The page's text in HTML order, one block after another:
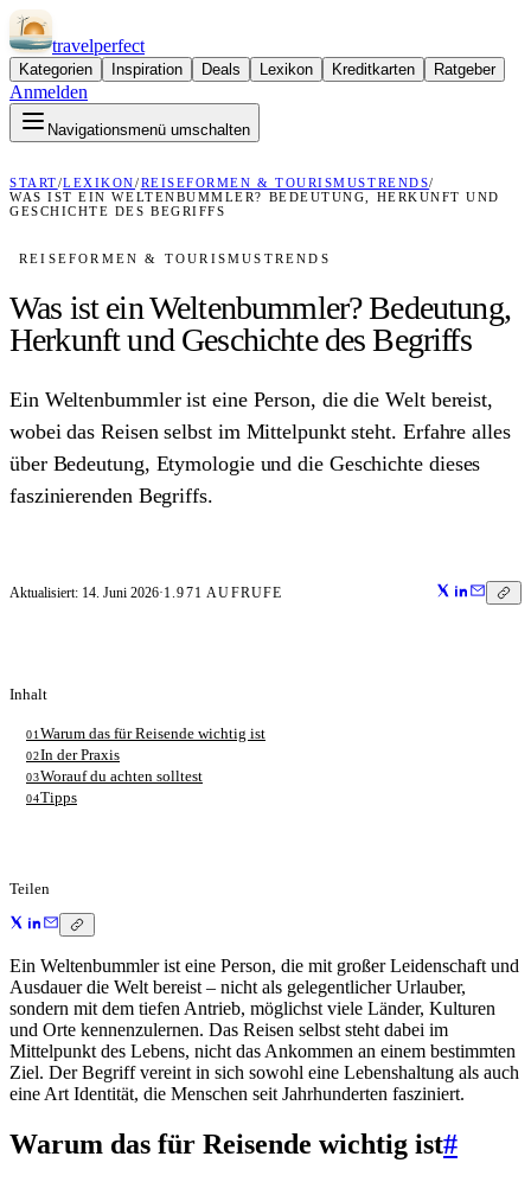
travelperfect
Kategorien Inspiration Deals Lexikon Kreditkarten Ratgeber
Anmelden
Navigationsmenü umschalten
START/LEXIKON/REISEFORMEN & TOURISMUSTRENDS/
WAS IST EIN WELTENBUMMLER? BEDEUTUNG, HERKUNFT UND
GESCHICHTE DES BEGRIFFS
REISEFORMEN & TOURISMUSTRENDS
Was ist ein Weltenbummler? Bedeutung,
Herkunft und Geschichte des Begriffs
Ein Weltenbummler ist eine Person, die die Welt bereist,
wobei das Reisen selbst im Mittelpunkt steht. Erfahre alles
über Bedeutung, Etymologie und die Geschichte dieses
faszinierenden Begriffs.
Aktualisiert: 14. Juni 2026·1.971 AUFRUFE
Inhalt
01 Warum das für Reisende wichtig ist
02In der Praxis
03Worauf du achten solltest
04Tipps
Teilen
Ein Weltenbummler ist eine Person, die mit großer Leidenschaft und
Ausdauer die Welt bereist – nicht als gelegentlicher Urlauber,
sondern mit dem tiefen Antrieb, möglichst viele Länder, Kulturen
und Orte kennenzulernen. Das Reisen selbst steht dabei im
Mittelpunkt des Lebens, nicht das Ankommen an einem bestimmten
Ziel. Der Begriff vereint in sich sowohl eine Lebenshaltung als auch
eine Art Identität, die Menschen seit Jahrhunderten fasziniert.
Warum das für Reisende wichtig ist#